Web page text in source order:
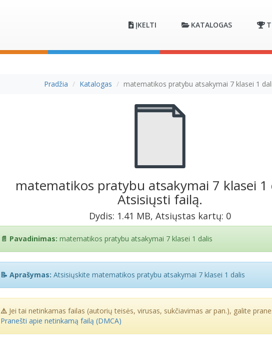
ĮKELTI KATALOGAS
Pradžia Katalogas matematikos pratybu atsakymai 7 klasei 1
matematikos pratybu atsakymai 7 klasei 1
Atsisiųsti failą.
Dydis: 1.41 MB, Atsiųstas kartų: 0
📄 Pavadinimas: matematikos pratybu atsakymai 7 klasei 1 dalis
📝 Aprašymas: Atsisiųskite matematikos pratybu atsakymai 7 klasei 1 dalis
⚠️ Jei tai netinkamas failas (autorių teisės, virusas, sukčiavimas ar pan.), galite
Pranešti apie netinkamą failą (DMCA)